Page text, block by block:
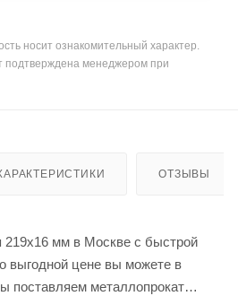
носит ознакомительный характер.
подтверждена менеджером при
ОТЗЫВЫ
219x16 мм в Москве с быстрой
выгодной цене вы можете в
поставляем металлопрокат